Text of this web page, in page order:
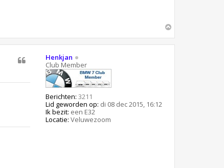
m
h
Henkjan
Club Member
Berichten: 3211
Lid geworden op: di 08 dec 2015, 16:12
Ik bezit: een E32
Locatie: Veluwezoom